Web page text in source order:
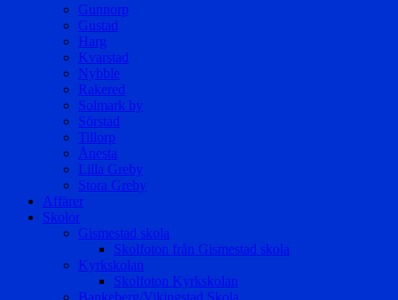
Gunnorp
Gustad
Harg
Kvarstad
Nybble
Rakered
Solmark by
Sörstad
Tillorp
Ånesta
Lilla Greby
Stora Greby
Affärer
Skolor
Gismestad skola
Skolfoton från Gismestad skola
Kyrkskolan
Skolfoton Kyrkskolan
Bankeberg/Vikingstad Skola